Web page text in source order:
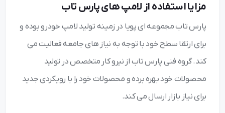
مزایا استفاده از لامپ های پارس تاب
پارس تاب مجموعه ای پویا در زمینه تولید لامپ خودرو بوده و
برای ارتقا سطح خود با توجه به نیاز های جامعه فعالیت می
کند. گروه فنی پارس تاب از نیرو کار متخصص در تولید
محصولات خود بهره برده و محصولات خود را با رویکردی جدید
برای نیاز بازار ارسال می کند.